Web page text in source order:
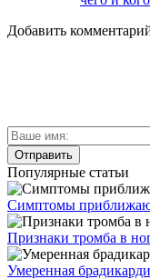
Добавить
Популярные статьи
Симптомы
Признаки тромба в
Умеренная